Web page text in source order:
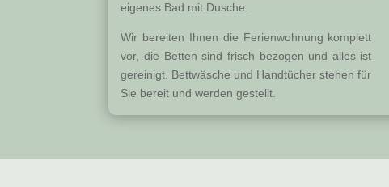
eigenes Bad mit Dusche.
Wir bereiten Ihnen die Ferienwohnung komplett
vor, die Betten sind frisch bezogen und alles ist
gereinigt. Bettwäsche und Handtücher stehen für
Sie bereit und werden gestellt.